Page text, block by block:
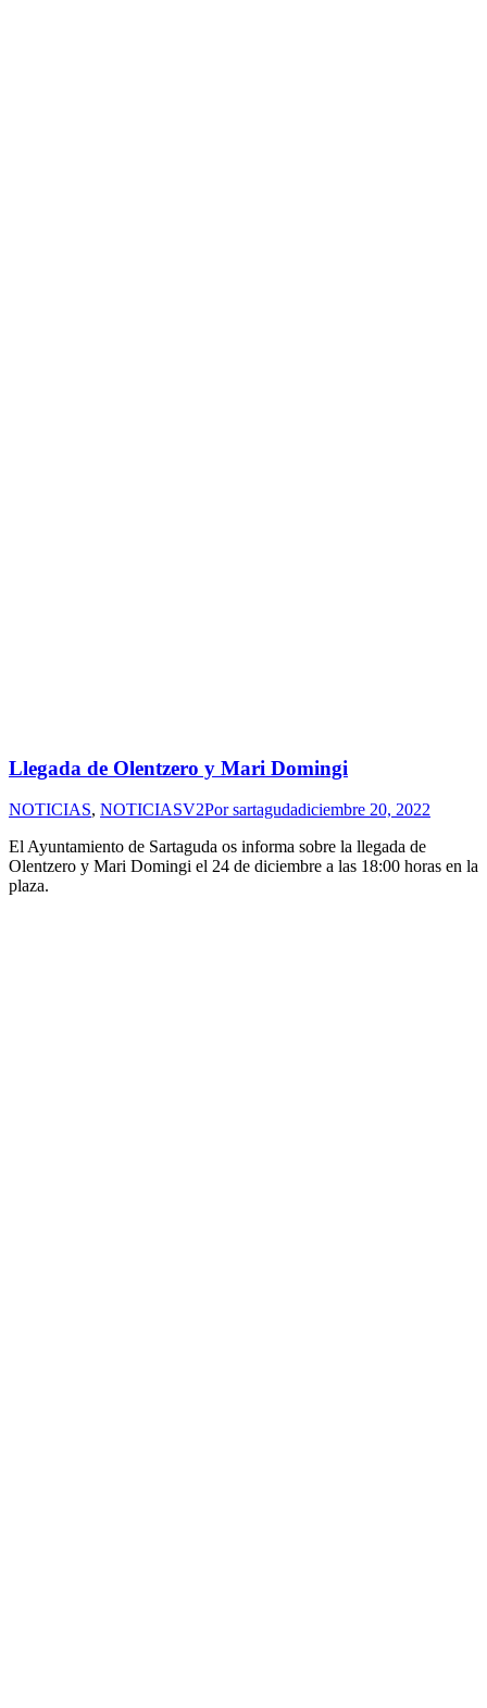
Llegada de Olentzero y Mari Domingi
NOTICIAS, NOTICIASV2Porsartagudadiciembre 20, 2022
El Ayuntamiento de Sartaguda os informa sobre la llegada de
Olentzero y Mari Domingi el 24 de diciembre a las 18:00 horas en la
plaza.